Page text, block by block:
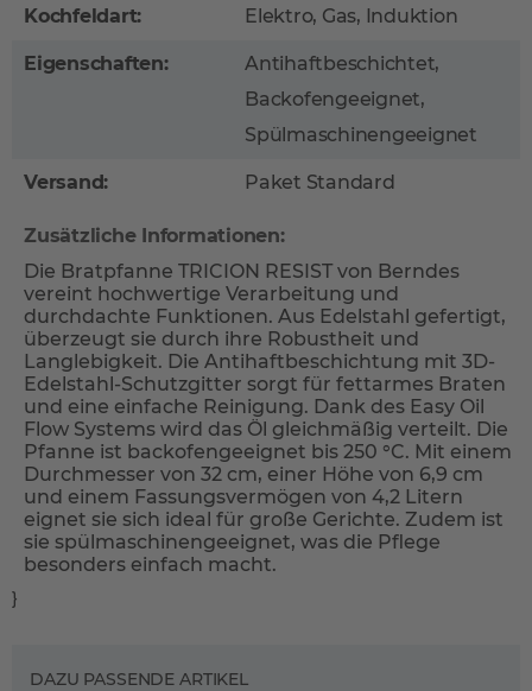
Kochfeldart: Elektro, Gas, Induktion
Eigenschaften:
Antihaftbeschichtet,
Backofengeeignet,
Spülmaschinengeeignet
Versand: Paket Standard
Zusätzliche Informationen:
Die Bratpfanne TRICION RESIST von Berndes
vereint hochwertige Verarbeitung und
durchdachte Funktionen. Aus Edelstahl gefertigt,
überzeugt sie durch ihre Robustheit und
Langlebigkeit. Die Antihaftbeschichtung mit 3D-
Edelstahl-Schutzgitter sorgt für fettarmes Braten
und eine einfache Reinigung. Dank des Easy Oil
Flow Systems wird das Öl gleichmäßig verteilt. Die
Pfanne ist backofengeeignet bis 250 °C. Mit einem
Durchmesser von 32 cm, einer Höhe von 6,9 cm
und einem Fassungsvermögen von 4,2 Litern
eignet sie sich ideal für große Gerichte. Zudem ist
sie spülmaschinengeeignet, was die Pflege
besonders einfach macht.
}
DAZU PASSENDE ARTIKEL